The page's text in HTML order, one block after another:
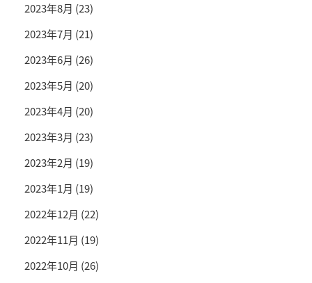
2023年8月 (23)
2023年7月 (21)
2023年6月 (26)
2023年5月 (20)
2023年4月 (20)
2023年3月 (23)
2023年2月 (19)
2023年1月 (19)
2022年12月 (22)
2022年11月 (19)
2022年10月 (26)